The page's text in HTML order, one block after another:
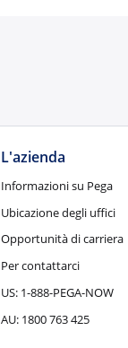
L'azienda
Informazioni su Pega
Ubicazione degli uffici
Opportunità di carriera
Per contattarci
US: 1-888-PEGA-NOW
AU: 1800 763 425